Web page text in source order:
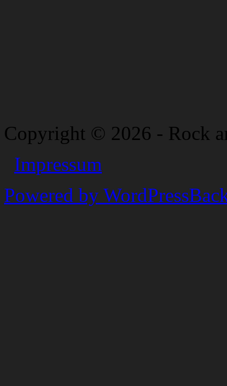
Copyright © 2026 - Rock
Impressum
Powered by WordPress